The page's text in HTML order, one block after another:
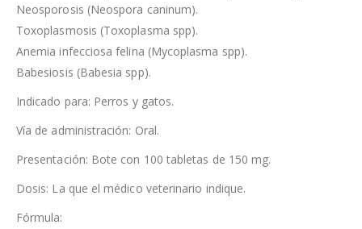
Neosporosis (Neospora caninum).
Toxoplasmosis (Toxoplasma spp).
Anemia infecciosa felina (Mycoplasma spp).
Babesiosis (Babesia spp).
Indicado para: Perros y gatos.
Vía de administración: Oral.
Presentación: Bote con 100 tabletas de 150 mg.
Dosis: La que el médico veterinario indique.
Fórmula: